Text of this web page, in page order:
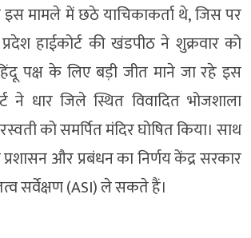
इस मामले में छठे याचिकाकर्ता थे, जिस पर
हाईकोर्ट की खंडपीठ ने शुक्रवार को
पक्ष के लिए बड़ी जीत माने जा रहे इस
ने धार जिले स्थित विवादित भोजशाला
को समर्पित मंदिर घोषित किया। साथ
और प्रबंधन का निर्णय केंद्र सरकार
सर्वेक्षण (ASI) ले सकते हैं।